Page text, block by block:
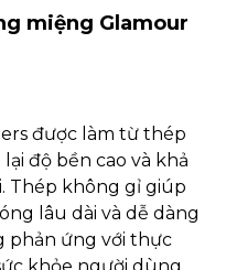
miệng Glamour
được làm từ thép
độ bền cao và khả
Thép không gỉ giúp
lâu dài và dễ dàng
phản ứng với thực
khỏe người dùng.